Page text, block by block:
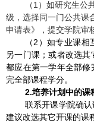
（1 ）如研究生公
级，选择同一门公共课
申请表》，提交学院审
（2 ）如专业课相
另一门课；或者改选
都应在第一学年全部
完全部课程学分。
2.培养计划中的课
联系开课学院确
建议改选其它开课的课